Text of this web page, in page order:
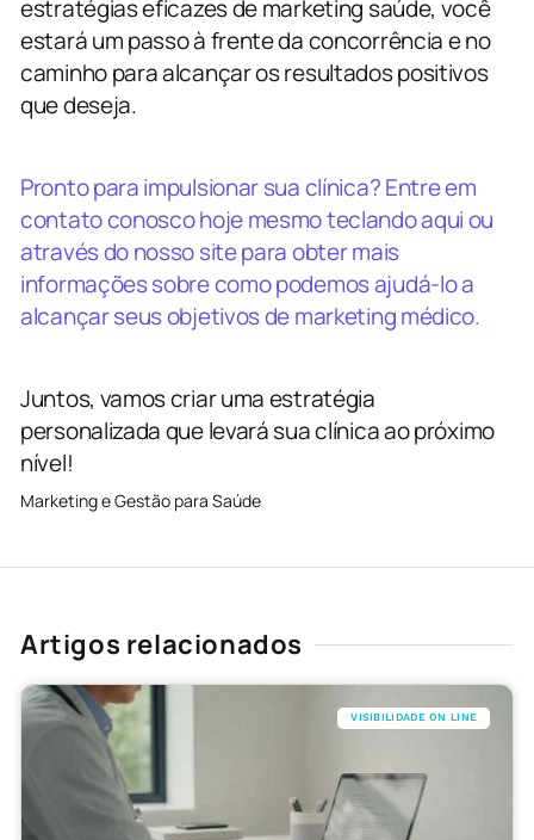
estratégias eficazes de marketing saúde, você
estará um passo à frente da concorrência e no
caminho para alcançar os resultados positivos
que deseja.
Pronto para impulsionar sua clínica? Entre em
contato conosco hoje mesmo teclando aqui ou
através do nosso site para obter mais
informações sobre como podemos ajudá-lo a
alcançar seus objetivos de marketing médico.
Juntos, vamos criar uma estratégia
personalizada que levará sua clínica ao próximo
nível!
Marketing e Gestão para Saúde
Artigos relacionados
VISIBILIDADE ON LINE